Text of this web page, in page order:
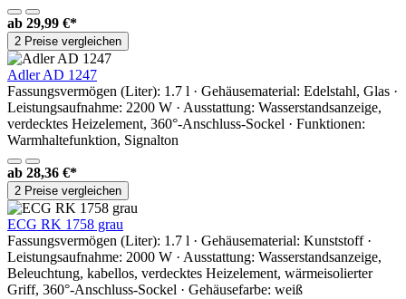
ab 29,99 €*
2 Preise vergleichen
Adler AD 1247
Fassungsvermögen (Liter): 1.7 l · Gehäusematerial: Edelstahl, Glas ·
Leistungsaufnahme: 2200 W · Ausstattung: Wasserstandsanzeige,
verdecktes Heizelement, 360°-Anschluss-Sockel · Funktionen:
Warmhaltefunktion, Signalton
ab 28,36 €*
2 Preise vergleichen
ECG RK 1758 grau
Fassungsvermögen (Liter): 1.7 l · Gehäusematerial: Kunststoff ·
Leistungsaufnahme: 2000 W · Ausstattung: Wasserstandsanzeige,
Beleuchtung, kabellos, verdecktes Heizelement, wärmeisolierter
Griff, 360°-Anschluss-Sockel · Gehäusefarbe: weiß